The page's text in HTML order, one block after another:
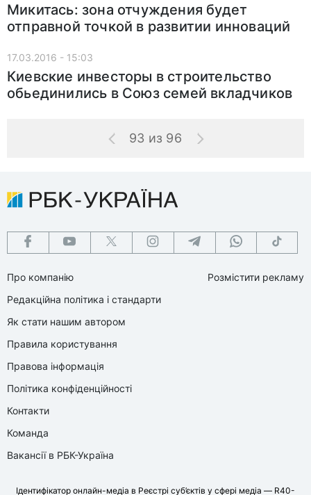
Микитась: зона отчуждения будет
отправной точкой в развитии инноваций
17.03.2016 - 15:03
Киевские инвесторы в строительство
обьединились в Союз семей вкладчиков
93 из 96
Про компанію
Редакційна політика і стандарти
Як стати нашим автором
Правила користування
Правова інформація
Політика конфіденційності
Контакти
Команда
Вакансії в РБК-Україна
Розмістити рекламу
Ідентифікатор онлайн-медіа в Реєстрі суб’єктів у сфері медіа — R40-